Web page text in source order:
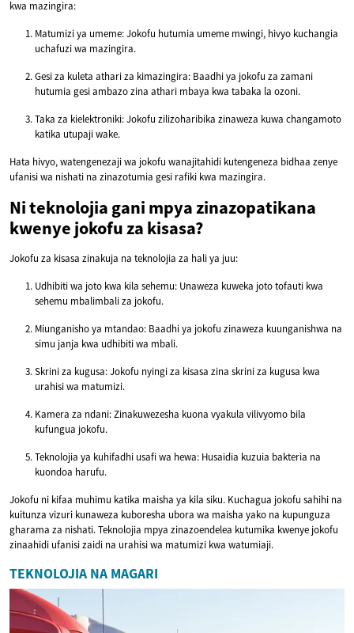
kwa mazingira:
Matumizi ya umeme: Jokofu hutumia umeme mwingi, hivyo kuchangia
uchafuzi wa mazingira.
Gesi za kuleta athari za kimazingira: Baadhi ya jokofu za zamani
hutumia gesi ambazo zina athari mbaya kwa tabaka la ozoni.
Taka za kielektroniki: Jokofu zilizoharibika zinaweza kuwa changamoto
katika utupaji wake.
Hata hivyo, watengenezaji wa jokofu wanajitahidi kutengeneza bidhaa zenye
ufanisi wa nishati na zinazotumia gesi rafiki kwa mazingira.
Ni teknolojia gani mpya zinazopatikana
kwenye jokofu za kisasa?
Jokofu za kisasa zinakuja na teknolojia za hali ya juu:
Udhibiti wa joto kwa kila sehemu: Unaweza kuweka joto tofauti kwa
sehemu mbalimbali za jokofu.
Miunganisho ya mtandao: Baadhi ya jokofu zinaweza kuunganishwa na
simu janja kwa udhibiti wa mbali.
Skrini za kugusa: Jokofu nyingi za kisasa zina skrini za kugusa kwa
urahisi wa matumizi.
Kamera za ndani: Zinakuwezesha kuona vyakula vilivyomo bila
kufungua jokofu.
Teknolojia ya kuhifadhi usafi wa hewa: Husaidia kuzuia bakteria na
kuondoa harufu.
Jokofu ni kifaa muhimu katika maisha ya kila siku. Kuchagua jokofu sahihi na
kuitunza vizuri kunaweza kuboresha ubora wa maisha yako na kupunguza
gharama za nishati. Teknolojia mpya zinazoendelea kutumika kwenye jokofu
zinaahidi ufanisi zaidi na urahisi wa matumizi kwa watumiaji.
TEKNOLOJIA NA MAGARI